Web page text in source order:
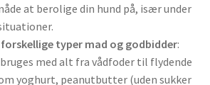
at berolige din hund på, især under
typer mad og godbidder:
med alt fra vådfoder til flydende
yoghurt, peanutbutter (uden sukker